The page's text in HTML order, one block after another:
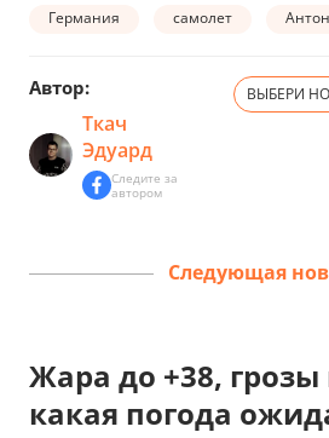
Германия самолет
Автор:
Ткач
Эдуард
Следите за
автором
ВЫБЕРИ
Следующая
Жара до +38, грозы
какая погода